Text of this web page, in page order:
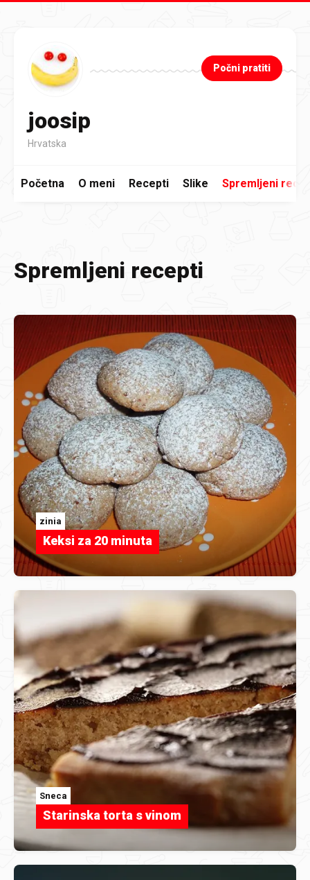
joosip
Hrvatska
Počni pratiti
Početna O meni Recepti Slike Spremljeni
Spremljeni recepti
zinia
Keksi za 20 minuta
Sneca
Starinska torta s vinom